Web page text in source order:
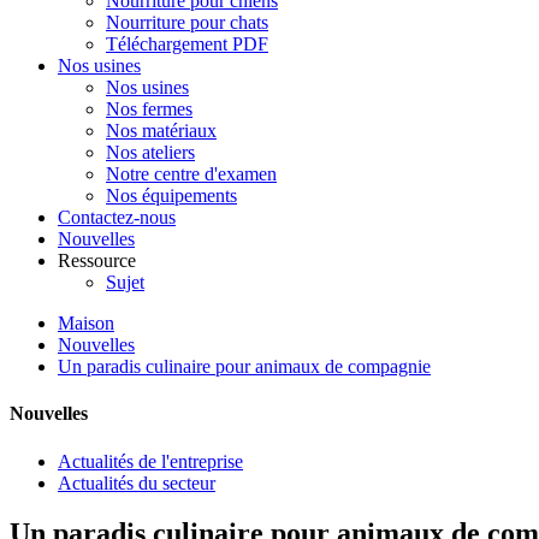
Nourriture pour chats
Téléchargement PDF
Nos usines
Nos usines
Nos fermes
Nos matériaux
Nos ateliers
Notre centre d'examen
Nos équipements
Contactez-nous
Nouvelles
Ressource
Sujet
Maison
Nouvelles
Un paradis culinaire pour animaux de compagnie
Nouvelles
Actualités de l'entreprise
Actualités du secteur